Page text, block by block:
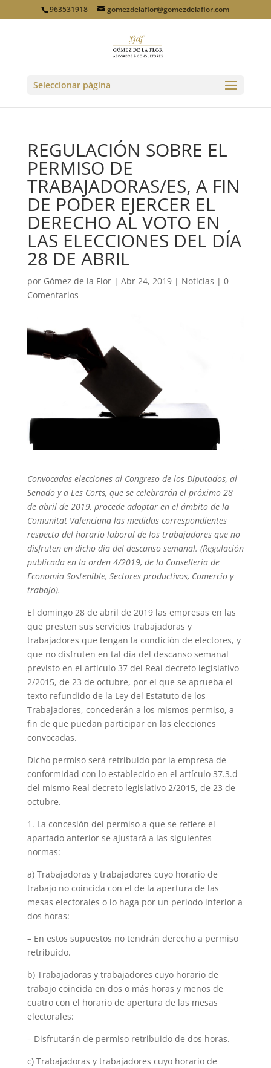
963531918 gomezdelaflor@gomezdelaflor.com
Seleccionar página
REGULACIÓN SOBRE EL
PERMISO DE
TRABAJADORAS/ES, A FIN
DE PODER EJERCER EL
DERECHO AL VOTO EN
LAS ELECCIONES DEL DÍA
28 DE ABRIL
por Gómez de la Flor| Abr 24, 2019| Noticias | 0
Comentarios
Convocadas elecciones al Congreso de los Diputados, al
Senado y a Les Corts, que se celebrarán el próximo 28
de abril de 2019, procede adoptar en el ámbito de la
Comunitat Valenciana las medidas correspondientes
respecto del horario laboral de los trabajadores que no
disfruten en dicho día del descanso semanal. (Regulación
publicada en la orden 4/2019, de la Consellería de
Economía Sostenible, Sectores productivos, Comercio y
trabajo).
El domingo 28 de abril de 2019 las empresas en las
que presten sus servicios trabajadoras y
trabajadores que tengan la condición de electores, y
que no disfruten en tal día del descanso semanal
previsto en el artículo 37 del Real decreto legislativo
2/2015, de 23 de octubre, por el que se aprueba el
texto refundido de la Ley del Estatuto de los
Trabajadores, concederán a los mismos permiso, a
fin de que puedan participar en las elecciones
convocadas.
Dicho permiso será retribuido por la empresa de
conformidad con lo establecido en el artículo 37.3.d
del mismo Real decreto legislativo 2/2015, de 23 de
octubre.
1. La concesión del permiso a que se refiere el
apartado anterior se ajustará a las siguientes
normas:
a) Trabajadoras y trabajadores cuyo horario de
trabajo no coincida con el de la apertura de las
mesas electorales o lo haga por un periodo inferior a
dos horas:
– En estos supuestos no tendrán derecho a permiso
retribuido.
b) Trabajadoras y trabajadores cuyo horario de
trabajo coincida en dos o más horas y menos de
cuatro con el horario de apertura de las mesas
electorales:
– Disfrutarán de permiso retribuido de dos horas.
c) Trabajadoras y trabajadores cuyo horario de